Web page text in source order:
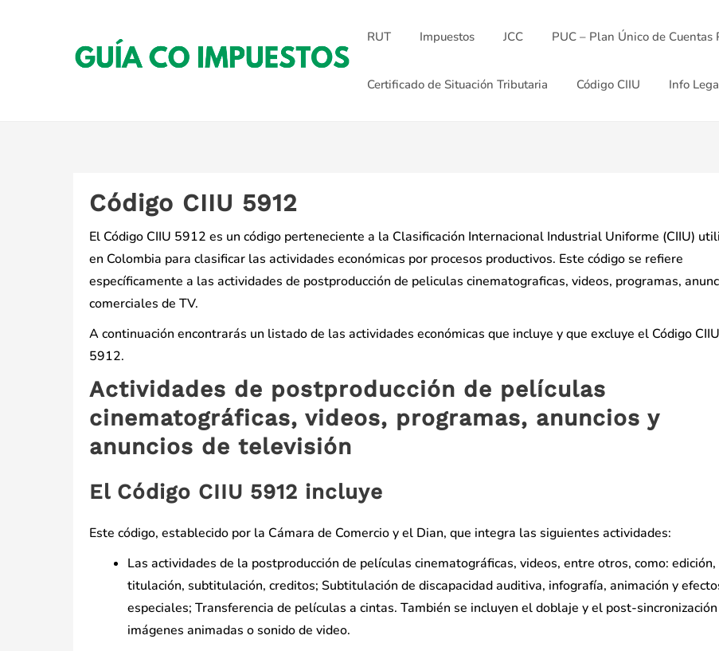
RUT Impuestos JCC PUC – Plan Único de Cuentas
Certificado de Situación Tributaria Código CIIU Info
Código CIIU 5912
El Código CIIU 5912 es un código perteneciente a la Clasificación Internacional Industrial Uniforme (CIIU)
en Colombia para clasificar las actividades económicas por procesos productivos. Este código se refiere
específicamente a las actividades de postproducción de peliculas cinematograficas, videos, programas,
comerciales de TV.
A continuación encontrarás un listado de las actividades económicas que incluye y que excluye el Código CIIU
5912.
Actividades de postproducción de películas
cinematográficas, videos, programas, anuncios y
anuncios de televisión
El Código CIIU 5912 incluye
Este código, establecido por la Cámara de Comercio y el Dian, que integra las siguientes actividades:
Las actividades de la postproducción de películas cinematográficas, videos, entre otros, como: edición,
titulación, subtitulación, creditos; Subtitulación de discapacidad auditiva, infografía, animación y
especiales; Transferencia de películas a cintas. También se incluyen el doblaje y el post-
imágenes animadas o sonido de video.